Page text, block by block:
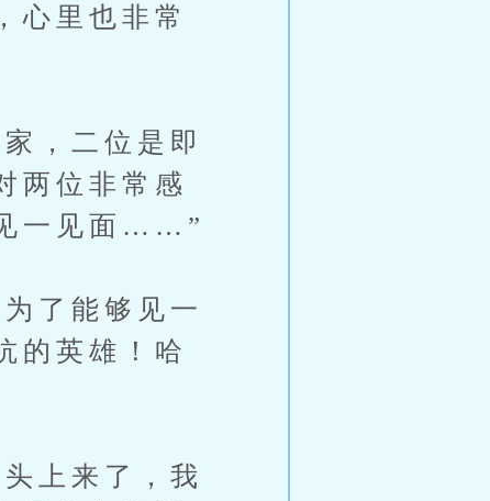
心里也非常
，二位是即
两位非常感
一见面……”
了能够见一
的英雄！哈
上来了，我